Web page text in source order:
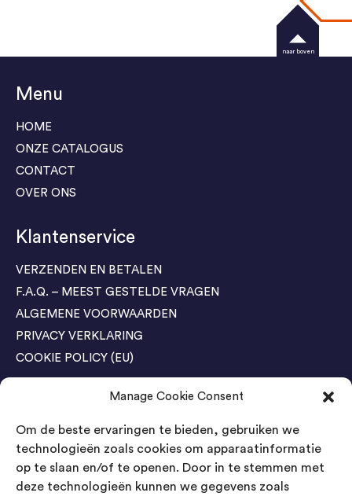
Manage Cookie Consent
Om de beste ervaringen te bieden, gebruiken we
technologieën zoals cookies om apparaatinformatie
op te slaan en/of te openen. Door in te stemmen met
deze technologieën kunnen we gegevens zoals
Menu
HOME
ONZE CATALOGUS
CONTACT
OVER ONS
Klantenservice
VERZENDEN EN BETALEN
F.A.Q. – MEEST GESTELDE VRAGEN
ALGEMENE VOORWAARDEN
PRIVACY VERKLARING
COOKIE POLICY (EU)
Agenda Trade Shows
04-05 November / SVG FAIR Winterswijk
Bestel GRATIS kaarten
Bestel GRATIS kaarten
naar boven